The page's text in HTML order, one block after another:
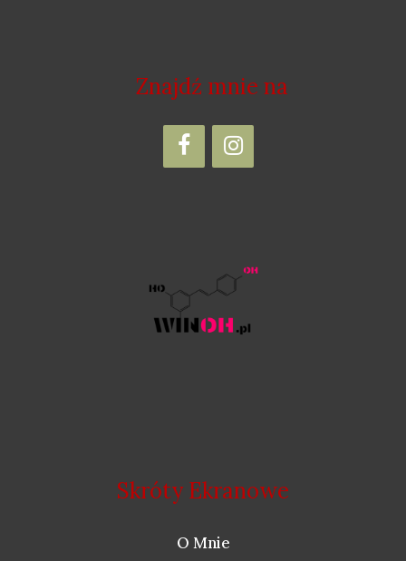
Znajdź mnie na
Skróty Ekranowe
O Mnie